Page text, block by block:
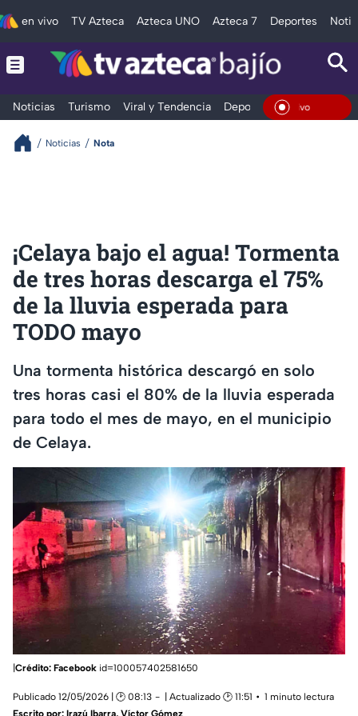
en vivo TV Azteca Azteca UNO Azteca 7 Deportes
Noticias Turismo Viral y Tendencia Deportes Espectáculos
En
Noticias Nota
¡Celaya bajo el agua! Tormenta
de tres horas descarga el 75%
de la lluvia esperada para
TODO mayo
Una tormenta histórica descargó en solo
tres horas casi el 80% de la lluvia esperada
para todo el mes de mayo, en el municipio
de Celaya.
Crédito: Facebook id=100057402581650
Publicado 12/05/2026 | 🕑 08:13 | Actualizado 🕑 11:51
1 minuto lectura
Escrito por: Irazú Ibarra, Víctor Gómez